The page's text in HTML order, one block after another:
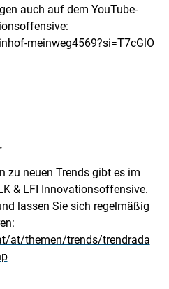
auch auf dem YouTube-
meinweg4569?si=T7cGlO
zu neuen Trends gibt es im
& LFI Innovationsoffensive.
lassen Sie sich regelmäßig
at/themen/trends/trendrada